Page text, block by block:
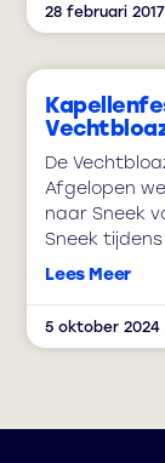
28 februari 2017
De
Afgelopen
naar Sneek
Sneek
Lees Meer
5 oktober 2024